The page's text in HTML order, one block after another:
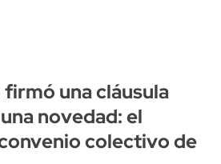
una cláusula
novedad: el
colectivo de